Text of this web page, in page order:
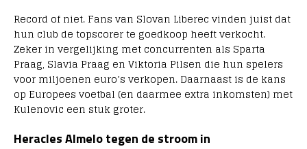
Record of niet. Fans van Slovan Liberec vinden juist dat
hun club de topscorer te goedkoop heeft verkocht.
Zeker in vergelijking met concurrenten als Sparta
Praag, Slavia Praag en Viktoria Pilsen die hun spelers
voor miljoenen euro’s verkopen. Daarnaast is de kans
op Europees voetbal (en daarmee extra inkomsten) met
Kulenovic een stuk groter.
Heracles Almelo tegen de stroom in